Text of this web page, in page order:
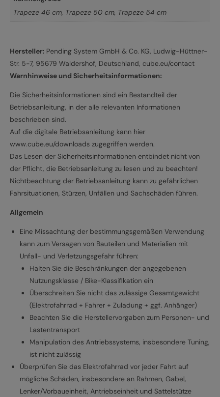
Trapeze 46 cm, Trapeze 50 cm, Trapeze 54 cm
Hersteller: Pending System GmbH & Co. KG, Ludwig-Hüttner-
Str. 5-7, 95679 Waldershof, Deutschland, cube.eu/contact
Warnhinweise und Sicherheitsinformationen:
Die Sicherheitsinformationen sind ein Bestandteil der
Betriebsanleitung, in der alle relevanten Informationen
beschrieben sind.
Auf die digitale Betriebsanleitung kann hier
www.cube.eu/downloads zugegriffen werden.
Das Lesen der Sicherheitsinformationen entbindet nicht von
der Pflicht, die Betriebsanleitung zu lesen und zu beachten!
Nichtbeachtung der Betriebsanleitung kann zu gefährlichen
Fahrsituationen, Stürzen, Unfällen und Sachschäden führen.
Allgemein
Eine Missachtung der bestimmungsgemäßen Verwendung
kann zum Versagen von Bauteilen und Materialien mit
Unfall- und Verletzungsgefahr führen:
Halten Sie die Beschränkungen der angegebenen
Nutzungsklasse / Bike-Klassifikation ein
Überschreiten Sie nicht das zulässige Gesamtgewicht
(Elektrofahrrad + Fahrer + Zuladung + ggf. Anhänger)
Beachten Sie die Herstellervorgaben zum Personen- und
Lastentransport
Manipulation des Antriebssystems, insbesondere Tuning,
ist nicht zulässig
Überprüfen Sie das Elektrofahrrad vor jeder Fahrt auf
mögliche Schäden, insbesondere an Rahmen, Gabel,
Lenker/Vorbaueinheit, Antriebseinheit und Sattelstütze